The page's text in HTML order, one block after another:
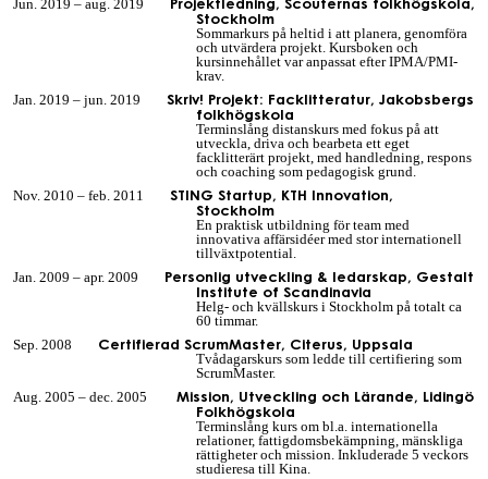
Jun. 2019 – aug. 2019
Stockholm
Sommarkurs på heltid i att planera, genomföra
och utvärdera projekt. Kursboken och
kursinnehållet var anpassat efter IPMA/PMI-
krav.
Jan. 2019 – jun. 2019 Skriv! Projekt: Facklitteratur, Jakobsbergs
folkhögskola
Terminslång distanskurs med fokus på att
utveckla, driva och bearbeta ett eget
facklitterärt projekt, med handledning, respons
och coaching som pedagogisk grund.
Nov. 2010 – feb. 2011 STING Startup, KTH Innovation,
Stockholm
En praktisk utbildning för team med
innovativa affärsidéer med stor internationell
tillväxtpotential.
Jan. 2009 – apr. 2009 Personlig utveckling & ledarskap, Gestalt
Institute of Scandinavia
Helg- och kvällskurs i Stockholm på totalt ca
60 timmar.
Sep. 2008 Certifierad ScrumMaster, Citerus, Uppsala
Tvådagarskurs som ledde till certifiering som
ScrumMaster.
Aug. 2005 – dec. 2005 Mission, Utveckling och Lärande, Lidingö
Folkhögskola
Terminslång kurs om bl.a. internationella
relationer, fattigdomsbekämpning, mänskliga
rättigheter och mission. Inkluderade 5 veckors
studieresa till Kina.